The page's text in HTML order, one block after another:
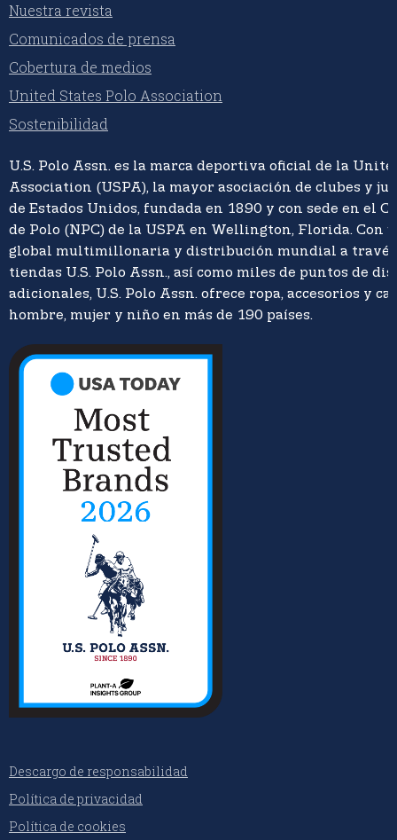
Nuestra revista
Comunicados de prensa
Cobertura de medios
United States Polo Association
Sostenibilidad
U.S. Polo Assn. es la marca deportiva oficial de la
Association (USPA), la mayor asociación de clubes y
de Estados Unidos, fundada en 1890 y con sede en el
de Polo (NPC) de la USPA en Wellington, Florida. Con
global multimillonaria y distribución mundial a través
tiendas U.S. Polo Assn., así como miles de puntos de
adicionales, U.S. Polo Assn. ofrece ropa, accesorios y
hombre, mujer y niño en más de 190 países.
Descargo de responsabilidad
Política de privacidad
Política de cookies